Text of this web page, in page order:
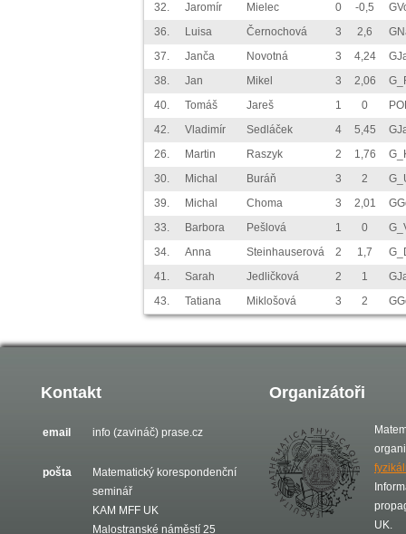
32.
Jaromír Mielec 0 -0,5
36.
Luisa Černochová 3 2,6
37.
Janča Novotná 3 4,24
38.
Jan Mikel 3 2,06
40.
Tomáš Jareš 1 0
42.
Vladimír Sedláček 4 5,45
26.
Martin Raszyk 2 1,76
30.
Michal Buráň 3 2
39.
Michal Choma 3 2,01
33.
Barbora Pešlová 1 0
34.
Anna Steinhauserová 2 1,7
41.
Sarah Jedličková 2 1
43.
Tatiana Miklošová 3 2
Kontakt
email info (zavináč) prase.cz
pošta
Matematický korespondenční
seminář
KAM MFF UK
Malostranské náměstí 25
Organizátoři
UK.